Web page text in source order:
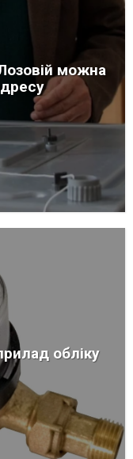
можна
обліку